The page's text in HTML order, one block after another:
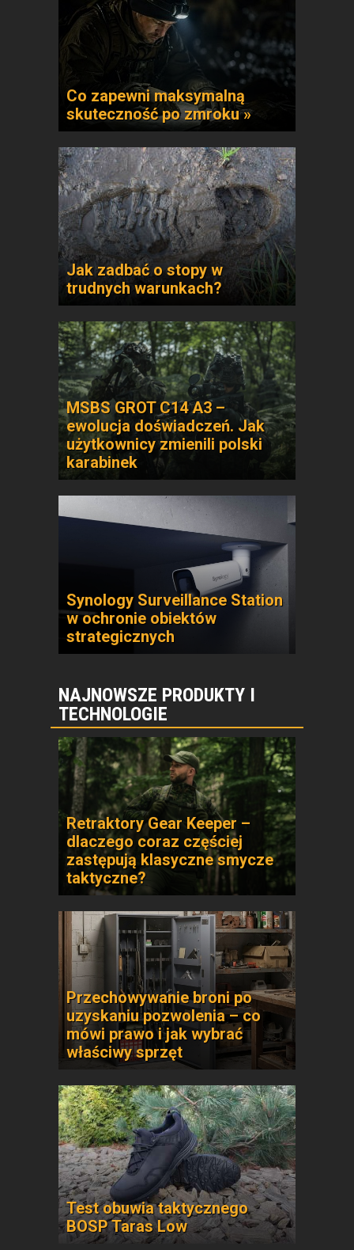
Co zapewni maksymalną
skuteczność po zmroku »
Jak zadbać o stopy w
trudnych warunkach?
MSBS GROT C14 A3 –
ewolucja doświadczeń. Jak
użytkownicy zmienili polski
karabinek
Synology Surveillance Station
w ochronie obiektów
strategicznych
NAJNOWSZE PRODUKTY I
TECHNOLOGIE
Retraktory Gear Keeper –
dlaczego coraz częściej
zastępują klasyczne smycze
taktyczne?
Przechowywanie broni po
uzyskaniu pozwolenia – co
mówi prawo i jak wybrać
właściwy sprzęt
Test obuwia taktycznego
BOSP Taras Low